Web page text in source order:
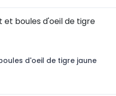
d'oeil de tigre jaune